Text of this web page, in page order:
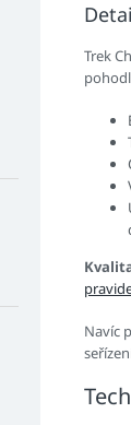
Trek
Navíc